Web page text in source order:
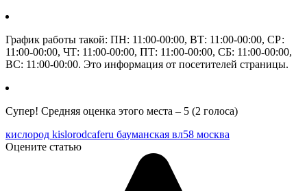
График работы такой: ПН: 11:00-00:00, ВТ: 11:00-00:00, СР:
11:00-00:00, ЧТ: 11:00-00:00, ПТ: 11:00-00:00, СБ: 11:00-00:00,
ВС: 11:00-00:00. Это информация от посетителей страницы.
Супер! Средняя оценка этого места – 5 (2 голоса)
кислород kislorodcaferu бауманская вл58 москва
Оцените статью